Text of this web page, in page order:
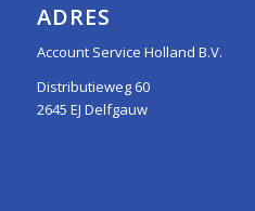
ADRES
Account Service Holland B.V.
Distributieweg 60
2645 EJ Delfgauw